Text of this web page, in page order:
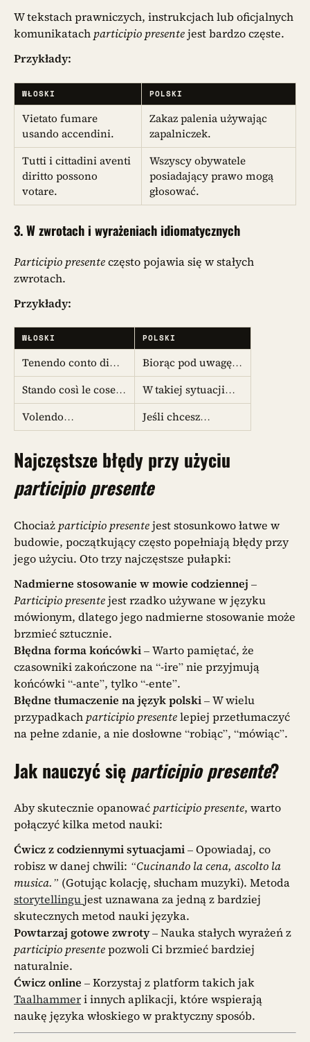
W tekstach prawniczych, instrukcjach lub oficjalnych
komunikatach participio presentejest bardzo częste.
Przykłady:
WŁOSKI POLSKI
Vietato fumare
usando accendini.
Zakaz palenia używając
zapalniczek.
Tutti i cittadini aventi
diritto possono
votare.
Wszyscy obywatele
posiadający prawo mogą
głosować.
3.W zwrotach i wyrażeniach idiomatycznych
Participio presenteczęsto pojawia się w stałych
zwrotach.
Przykłady:
WŁOSKI POLSKI
Tenendo conto di…
Biorąc pod uwagę…
Stando così le cose…
W takiej sytuacji…
Volendo…
Jeśli chcesz…
Najczęstsze błędy przy użyciu
participio presente
Chociaż participio presentejest stosunkowo łatwe w
budowie, początkujący często popełniają błędy przy
jego użyciu. Oto trzy najczęstsze pułapki:
Nadmierne stosowanie w mowie codziennej –
Participio presentejest rzadko używane w języku
mówionym, dlatego jego nadmierne stosowanie może
brzmieć sztucznie.
Błędna forma końcówki– Warto pamiętać, że
czasowniki zakończone na “-ire” nie przyjmują
końcówki “-ante”, tylko “-ente”.
Błędne tłumaczenie na język polski– W wielu
przypadkach participio presentelepiej przetłumaczyć
na pełne zdanie, a nie dosłowne “robiąc”, “mówiąc”.
Jak nauczyć się participio presente?
Aby skutecznie opanować participio presente, warto
połączyć kilka metod nauki:
Ćwicz z codziennymi sytuacjami– Opowiadaj, co
robisz w danej chwili: “Cucinando la cena, ascolto la
musica.” (Gotując kolację, słucham muzyki). Metoda
storytellingujest uznawana za jedną z bardziej
skutecznych metod nauki języka.
Powtarzaj gotowe zwroty– Nauka stałych wyrażeń z
participio presentepozwoli Ci brzmieć bardziej
naturalnie.
Ćwicz online – Korzystaj z platform takich jak
Taalhammeri innych aplikacji, które wspierają
naukę języka włoskiego w praktyczny sposób.